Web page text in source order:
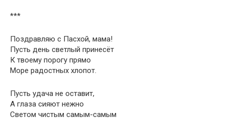
***
Поздравляю с Пасхой, мама!
Пусть день светлый принесёт
К твоему порогу прямо
Море радостных хлопот.
Пусть удача не оставит,
А глаза сияют нежно
Светом чистым самым-самым